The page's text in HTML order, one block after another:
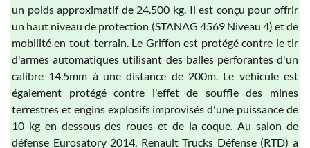
un poids approximatif de 24.500 kg. Il est conçu pour offrir
un haut niveau de protection (STANAG 4569 Niveau 4) et de
mobilité en tout-terrain. Le Griffon est protégé contre le tir
d'armes automatiques utilisant des balles perforantes d'un
calibre 14.5mm à une distance de 200m. Le véhicule est
également protégé contre l'effet de souffle des mines
terrestres et engins explosifs improvisés d'une puissance de
10 kg en dessous des roues et de la coque. Au salon de
défense Eurosatory 2014, Renault Trucks Défense (RTD) a